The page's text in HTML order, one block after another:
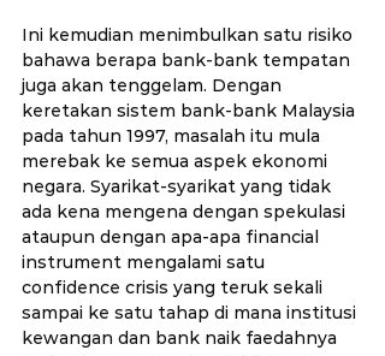
Ini kemudian menimbulkan satu risiko
bahawa berapa bank-bank tempatan
juga akan tenggelam. Dengan
keretakan sistem bank-bank Malaysia
pada tahun 1997, masalah itu mula
merebak ke semua aspek ekonomi
negara. Syarikat-syarikat yang tidak
ada kena mengena dengan spekulasi
ataupun dengan apa-apa financial
instrument mengalami satu
confidence crisis yang teruk sekali
sampai ke satu tahap di mana institusi
kewangan dan bank naik faedahnya